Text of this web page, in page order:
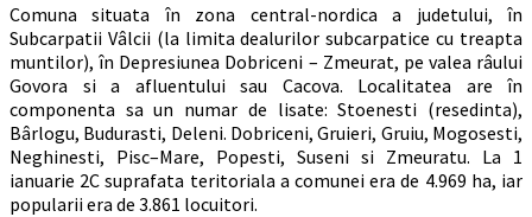
Comuna situata în zona central-nordica a judetului, în
Subcarpatii Vâlcii (la limita dealurilor subcarpatice cu treapta
muntilor), în Depresiunea Dobriceni – Zmeurat, pe valea râului
Govora si a afluentului sau Cacova. Localitatea are în
componenta sa un numar de lisate: Stoenesti (resedinta),
Bârlogu, Budurasti, Deleni. Dobriceni, Gruieri, Gruiu, Mogosesti,
Neghinesti, Pisc–Mare, Popesti, Suseni si Zmeuratu. La 1
ianuarie 2C suprafata teritoriala a comunei era de 4.969 ha, iar
popularii era de 3.861 locuitori.